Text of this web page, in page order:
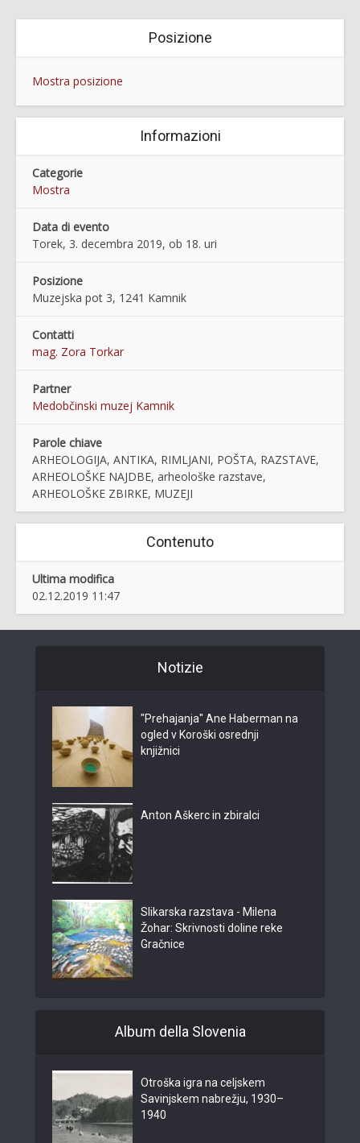
Posizione
Mostra posizione
Informazioni
Categorie
Mostra
Data di evento
Torek, 3. decembra 2019, ob 18. uri
Posizione
Muzejska pot 3, 1241 Kamnik
Contatti
mag. Zora Torkar
Partner
Medobčinski muzej Kamnik
Parole chiave
ARHEOLOGIJA, ANTIKA, RIMLJANI, POŠTA, RAZSTAVE,
ARHEOLOŠKE NAJDBE, arheološke razstave,
ARHEOLOŠKE ZBIRKE, MUZEJI
Contenuto
Ultima modifica
02.12.2019 11:47
Notizie
"Prehajanja" Ane Haberman na
ogled v Koroški osrednji
knjižnici
Anton Aškerc in zbiralci
Slikarska razstava - Milena
Žohar: Skrivnosti doline reke
Gračnice
Album della Slovenia
Otroška igra na celjskem
Savinjskem nabrežju, 1930–
1940